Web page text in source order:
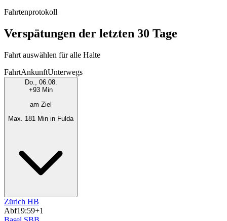
Fahrtenprotokoll
Verspätungen der letzten 30 Tage
Fahrt auswählen für alle Halte
FahrtAnkunftUnterwegs
Do., 06.08.
+93 Min
am Ziel
Max. 181 Min in Fulda
Zürich HB
Abf19:59+1